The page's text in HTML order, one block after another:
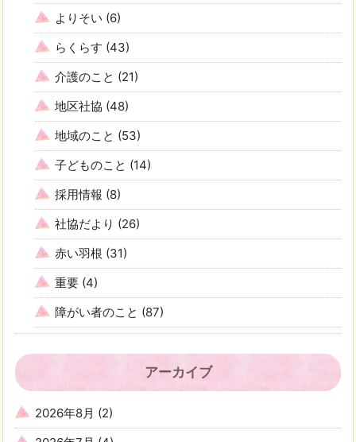
よりそい (6)
らくらす (43)
介護のこと (21)
地区社協 (48)
地域のこと (53)
子どものこと (14)
採用情報 (8)
社協だより (26)
赤い羽根 (31)
重要 (4)
障がい者のこと (87)
アーカイブ
2026年8月 (2)